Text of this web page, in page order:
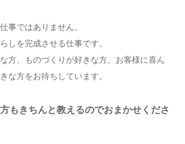
事ではありません。
しを完成させる仕事です。
方、ものづくりが好きな方、お客様に喜ん
な方をお待ちしています。
もきちんと教えるのでおまかせくださ